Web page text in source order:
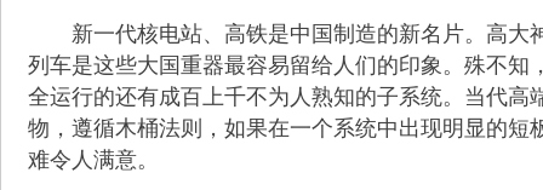
新一代核电站、高铁是中国制造的新名片。高大
列车是这些大国重器最容易留给人们的印象。殊不知
全运行的还有成百上千不为人熟知的子系统。当代高
物，遵循木桶法则，如果在一个系统中出现明显的短
难令人满意。